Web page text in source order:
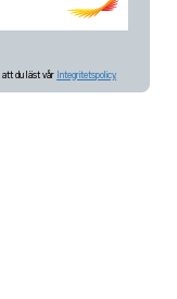
att du läst vår Integritetspolicy.